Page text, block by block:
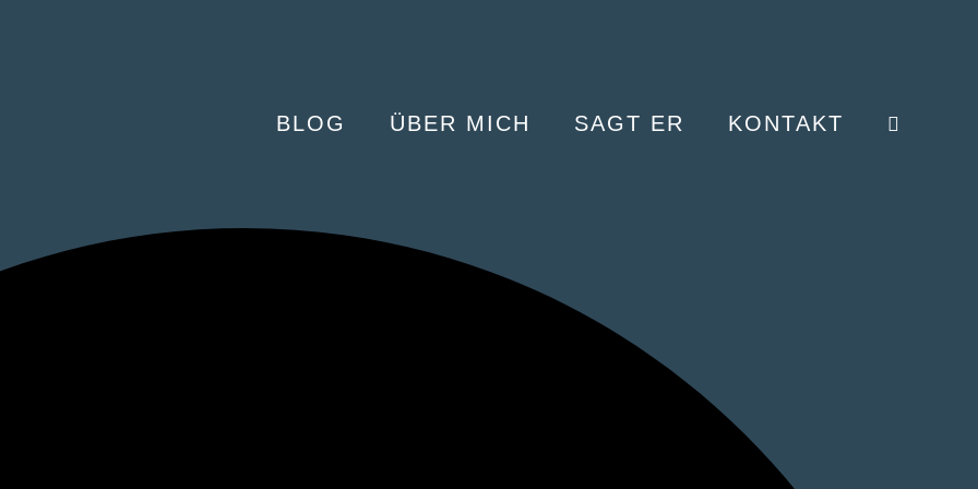
BLOG
ÜBER MICH SAGT ER KONTAKT